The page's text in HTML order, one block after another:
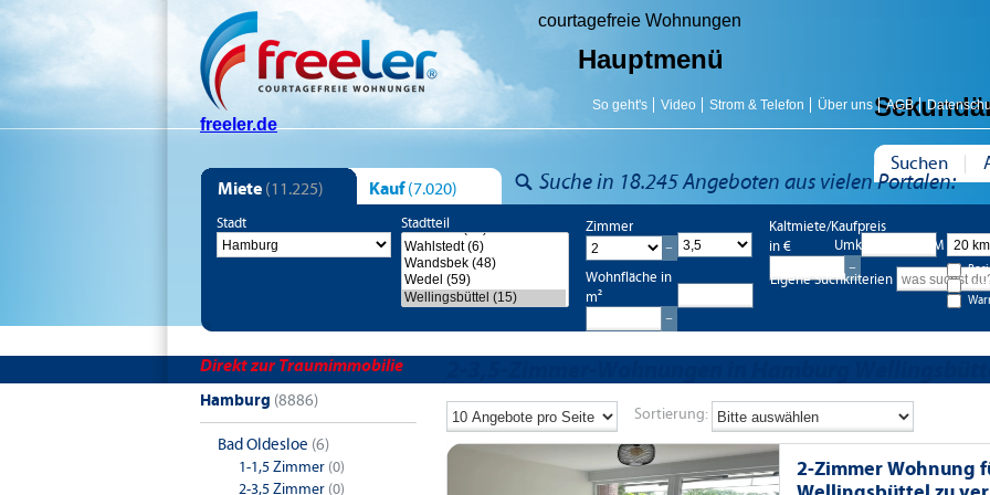
courtagefreie Wohnungen
Hauptmenü
AGB
Über uns
Strom & Telefon
Video
So geht's
Suchen
freeler.de
Suche in 18.245 Angeboten aus vielen Portalen:
Miete (11.225) Kauf (7.020)
Stadt Stadtteil
Kaltmiete/Kaufpreis
in €
Wohnfläche in
m²
Zimmer
Eigene Suchkriterien
Umkreis bis 20 KM
Direkt zur Traumimmobilie
Hamburg (8886)
Bad Oldesloe (6)
1-1,5 Zimmer (0)
2-3,5 Zimmer (0)
Sortierung:
2-Zimmer Wohnung